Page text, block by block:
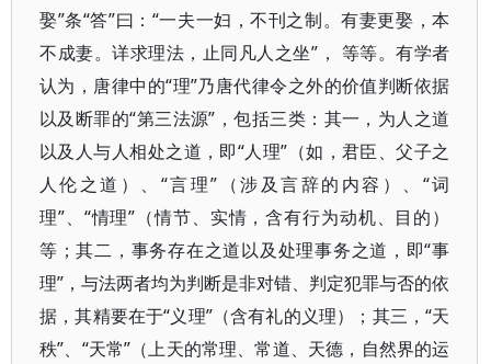
娶”条“答”曰：“一夫一妇，不刊之制。有妻更娶，本
不成妻。详求理法，止同凡人之坐”， 等等。有学者
认为，唐律中的“理”乃唐代律令之外的价值判断依据
以及断罪的“第三法源”，包括三类：其一，为人之道
以及人与人相处之道，即“人理”（如，君臣、父子之
人伦之道）、“言理”（涉及言辞的内容）、“词
理”、“情理”（情节、实情，含有行为动机、目的）
等；其二，事务存在之道以及处理事务之道，即“事
理”，与法两者均为判断是非对错、判定犯罪与否的依
据，其精要在于“义理”（含有礼的义理）；其三，“天
秩”、“天常”（上天的常理、常道、天德，自然界的运